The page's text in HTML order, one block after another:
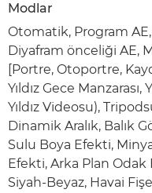
Modlar
Otomatik, Program
Diyafram önceliği AE,
[Portre, Otoportre,
Yıldız Gece Manzarası,
Yıldız Videosu),
Dinamik Aralık, Balık
Sulu Boya Efekti,
Efekti, Arka Plan Odak
Siyah-Beyaz, Havai